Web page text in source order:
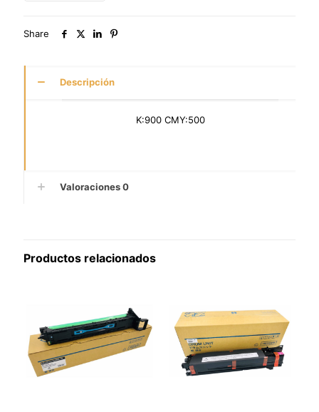
Share
Descripción
K:900 CMY:500
Valoraciones0
Productos relacionados